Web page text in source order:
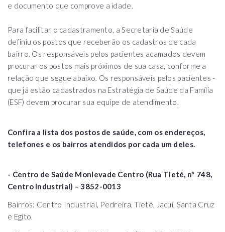
e documento que comprove a idade.
Para facilitar o cadastramento, a Secretaria de Saúde
definiu os postos que receberão os cadastros de cada
bairro. Os responsáveis pelos pacientes acamados devem
procurar os postos mais próximos de sua casa, conforme a
relação que segue abaixo. Os responsáveis pelos pacientes -
que já estão cadastrados na Estratégia de Saúde da Família
(ESF) devem procurar sua equipe de atendimento.
Confira a lista dos postos de saúde, com os endereços,
telefones e os bairros atendidos por cada um deles.
- Centro de Saúde Monlevade Centro (Rua Tieté, nº 748,
Centro Industrial) – 3852-0013
Bairros: Centro Industrial, Pedreira, Tieté, Jacuí, Santa Cruz
e Egito.